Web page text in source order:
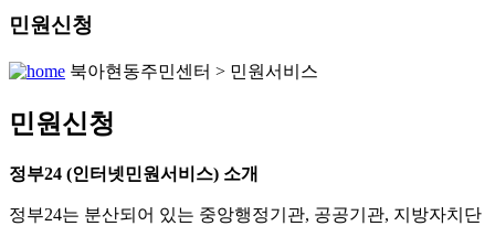
민원신청
북아현동주민센터 > 민원서비스
민원신청
정부24 (인터넷민원서비스) 소개
정부24는 분산되어 있는 중앙행정기관, 공공기관, 지방자치단